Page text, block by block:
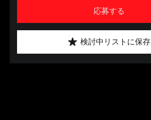
応募する
検討中リストに保存